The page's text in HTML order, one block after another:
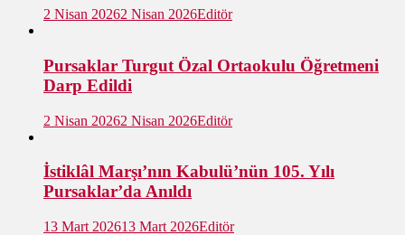
2 Nisan 20262 Nisan 2026Editör
Pursaklar Turgut Özal Ortaokulu Öğretmeni
Darp Edildi
2 Nisan 20262 Nisan 2026Editör
İstiklâl Marşı’nın Kabulü’nün 105. Yılı
Pursaklar’da Anıldı
13 Mart 202613 Mart 2026Editör